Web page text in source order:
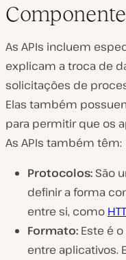
As APIs incluem
explicam a troca de
solicitações de
Elas também
para permitir que os
As APIs também têm:
Protocolos: São
definir a forma
entre si, como
Formato: Este é
entre aplicativos.